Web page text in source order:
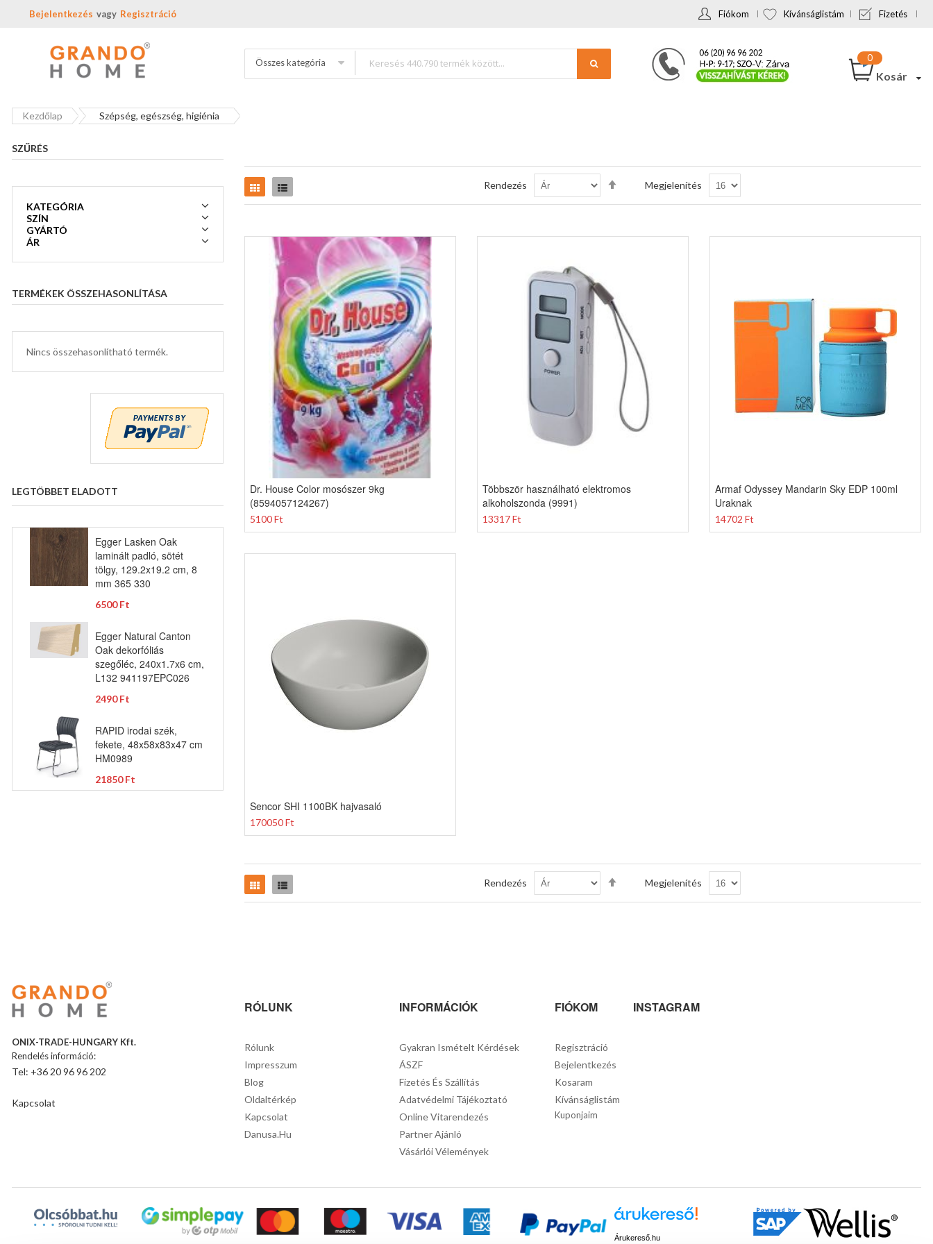
Bejelentkezés Regisztráció Fiókom Kívánságlistám Fizetés
Összes kategória
Kosár
Kezdőlap Szépség, egészség, higiénia
Rács Lista Rendezés
Csökkenő
sorrendbe
Megjelenítés
Dr. House Color mosószer 9kg
(8594057124267)
5100 Ft
Többször használható elektromos
alkoholszonda (9991)
13317 Ft
Armaf Odyssey Mandarin Sky EDP 100ml
Uraknak
14702 Ft
Sencor SHI 1100BK hajvasaló
170050 Ft
Rács Lista Rendezés
Csökkenő
sorrendbe
Megjelenítés
SZŰRÉS
KATEGÓRIA
SZÍN
GYÁRTÓ
ÁR
TERMÉKEK ÖSSZEHASONLÍTÁSA
Nincs összehasonlítható termék.
LEGTÖBBET ELADOTT
Egger Lasken Oak
laminált padló, sötét
tölgy, 129.2x19.2 cm, 8
mm 365 330
6500 Ft
Egger Natural Canton
Oak dekorfóliás
szegőléc, 240x1.7x6 cm,
L132 941197EPC026
2490 Ft
RAPID irodai szék,
fekete, 48x58x83x47 cm
HM0989
21850 Ft
ONIX-TRADE-HUNGARY Kft.
Rendelés információ:
Tel: +36 20 96 96 202
Kapcsolat
RÓLUNK
Rólunk
Impresszum
Blog
Oldaltérkép
Kapcsolat
Danusa.hu
INFORMÁCIÓK
Gyakran Ismételt Kérdések
ÁSZF
Fizetés És Szállítás
Adatvédelmi Tájékoztató
Online Vitarendezés
Partner Ajánló
Vásárlói Vélemények
FIÓKOM
Regisztráció
Bejelentkezés
Kosaram
Kívánságlistám
Kuponjaim
INSTAGRAM
Árukereső.hu